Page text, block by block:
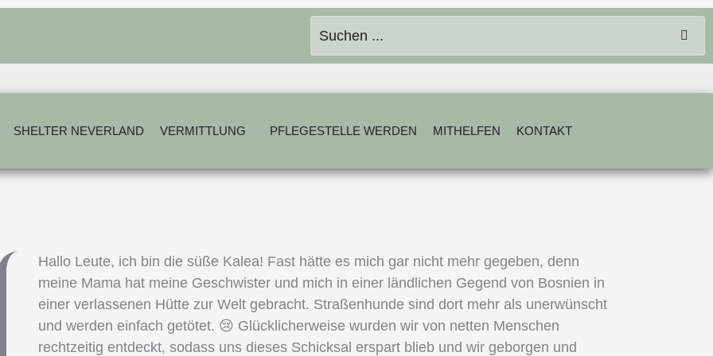
SHELTER NEVERLAND VERMITTLUNG PFLEGESTELLE WERDEN MITHELFEN KONTAKT
Hallo Leute, ich bin die süße Kalea! Fast hätte es mich gar nicht mehr gegeben, denn
meine Mama hat meine Geschwister und mich in einer ländlichen Gegend von Bosnien in
einer verlassenen Hütte zur Welt gebracht. Straßenhunde sind dort mehr als unerwünscht
und werden einfach getötet. 😢 Glücklicherweise wurden wir von netten Menschen
rechtzeitig entdeckt, sodass uns dieses Schicksal erspart blieb und wir geborgen und